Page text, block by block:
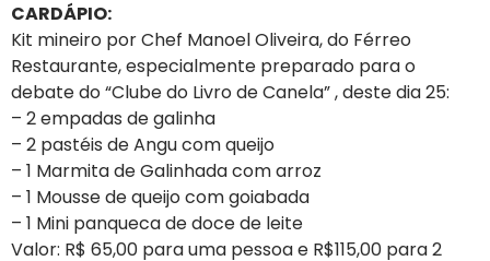
CARDÁPIO:
Kit mineiro por Chef Manoel Oliveira, do Férreo
Restaurante, especialmente preparado para o
debate do “Clube do Livro de Canela” , deste dia 25:
– 2 empadas de galinha
– 2 pastéis de Angu com queijo
– 1 Marmita de Galinhada com arroz
– 1 Mousse de queijo com goiabada
– 1 Mini panqueca de doce de leite
Valor: R$ 65,00 para uma pessoa e R$115,00 para 2